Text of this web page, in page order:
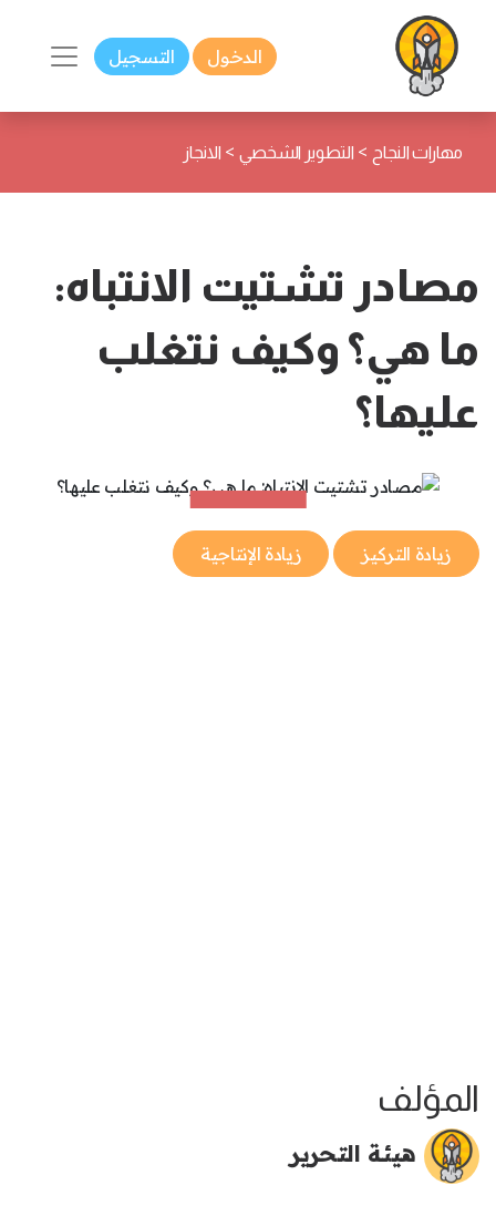
الدخول التسجيل
مهارات النجاح > التطوير الشخصي > الانجاز
مصادر تشتيت الانتباه:
ما هي؟ وكيف نتغلب
عليها؟
زيادة التركيز زيادة الإنتاجية
المؤلف
هيئة التحرير